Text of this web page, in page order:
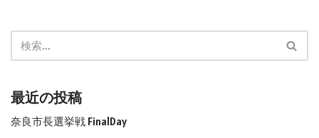
最近の投稿
奈良市長選挙戦 FinalDay